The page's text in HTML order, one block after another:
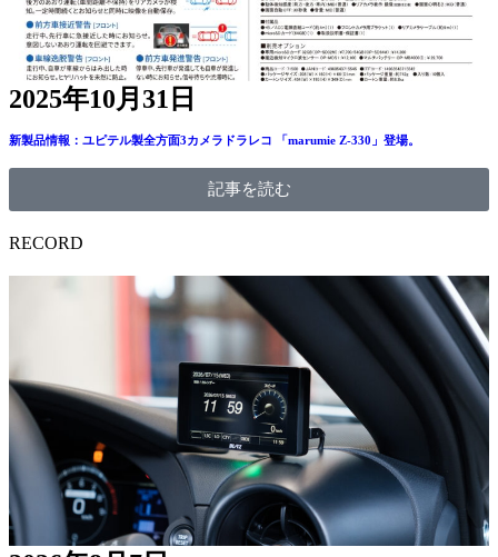
2025年10月31日
新製品情報：ユピテル製全方面3カメラドラレコ 「marumie Z-330」登場。
記事を読む
RECORD